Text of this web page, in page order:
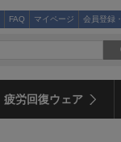
FAQ マイページ 会員登録
疲労回復ウェア